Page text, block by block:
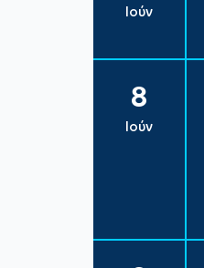
Ιούν
8
Ιούν